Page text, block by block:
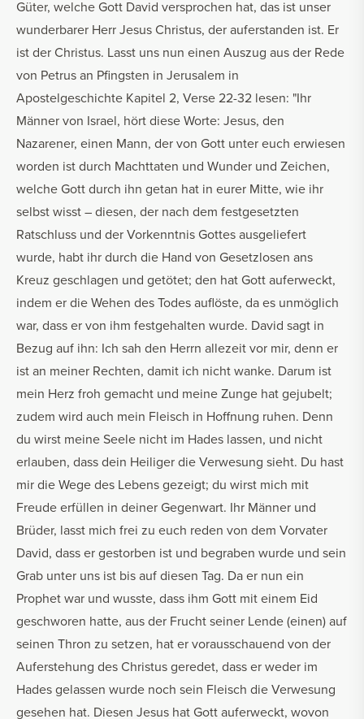
Güter, welche Gott David versprochen hat, das ist unser
wunderbarer Herr Jesus Christus, der auferstanden ist. Er
ist der Christus. Lasst uns nun einen Auszug aus der Rede
von Petrus an Pfingsten in Jerusalem in
Apostelgeschichte Kapitel 2, Verse 22-32 lesen: "Ihr
Männer von Israel, hört diese Worte: Jesus, den
Nazarener, einen Mann, der von Gott unter euch erwiesen
worden ist durch Machttaten und Wunder und Zeichen,
welche Gott durch ihn getan hat in eurer Mitte, wie ihr
selbst wisst – diesen, der nach dem festgesetzten
Ratschluss und der Vorkenntnis Gottes ausgeliefert
wurde, habt ihr durch die Hand von Gesetzlosen ans
Kreuz geschlagen und getötet; den hat Gott auferweckt,
indem er die Wehen des Todes auflöste, da es unmöglich
war, dass er von ihm festgehalten wurde. David sagt in
Bezug auf ihn: Ich sah den Herrn allezeit vor mir, denn er
ist an meiner Rechten, damit ich nicht wanke. Darum ist
mein Herz froh gemacht und meine Zunge hat gejubelt;
zudem wird auch mein Fleisch in Hoffnung ruhen. Denn
du wirst meine Seele nicht im Hades lassen, und nicht
erlauben, dass dein Heiliger die Verwesung sieht. Du hast
mir die Wege des Lebens gezeigt; du wirst mich mit
Freude erfüllen in deiner Gegenwart. Ihr Männer und
Brüder, lasst mich frei zu euch reden von dem Vorvater
David, dass er gestorben ist und begraben wurde und sein
Grab unter uns ist bis auf diesen Tag. Da er nun ein
Prophet war und wusste, dass ihm Gott mit einem Eid
geschworen hatte, aus der Frucht seiner Lende (einen) auf
seinen Thron zu setzen, hat er vorausschauend von der
Auferstehung des Christus geredet, dass er weder im
Hades gelassen wurde noch sein Fleisch die Verwesung
gesehen hat. Diesen Jesus hat Gott auferweckt, wovon